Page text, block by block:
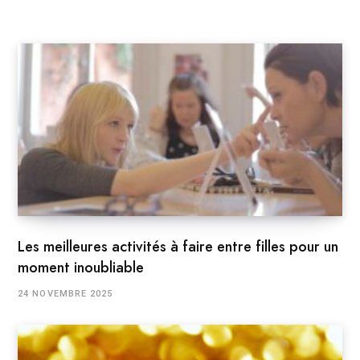
Les meilleures activités à faire entre filles pour un
moment inoubliable
24 NOVEMBRE 2025